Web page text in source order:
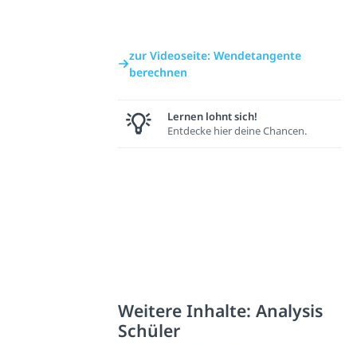
zur Videoseite: Wendetangente
berechnen
Lernen lohnt sich!
Entdecke hier deine Chancen.
Weitere Inhalte: Analysis
Schüler